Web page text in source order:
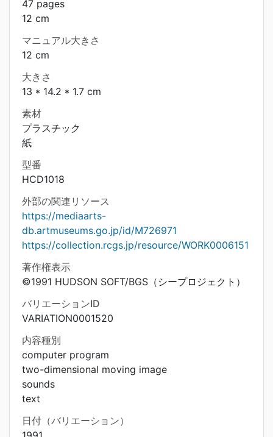
47 pages
12 cm
マニュアル大きさ
12 cm
大きさ
13 * 14.2 * 1.7 cm
素材
プラスチック
紙
型番
HCD1018
外部の関連リソース
https://mediaarts-
db.artmuseums.go.jp/id/M726971
https://collection.rcgs.jp/resource/WORK0006151
著作権表示
©1991 HUDSON SOFT/BGS（シープロジェクト）
バリエーションID
VARIATION0001520
内容種別
computer program
two-dimensional moving image
sounds
text
日付（バリエーション）